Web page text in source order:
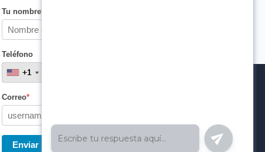
Tu nombre*
Teléfono
+1
+1
Correo*
Enviar